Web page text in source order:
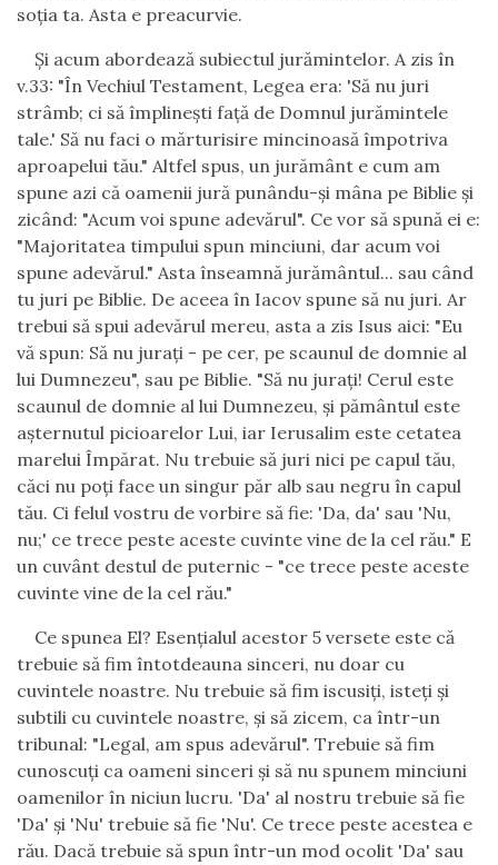
soţia ta. Asta e preacurvie.
Şi acum abordează subiectul jurămintelor. A zis în
v.33: "În Vechiul Testament, Legea era: 'Să nu juri
strâmb; ci să împlineşti faţă de Domnul jurămintele
tale.' Să nu faci o mărturisire mincinoasă împotriva
aproapelui tău." Altfel spus, un jurământ e cum am
spune azi că oamenii jură punându-şi mâna pe Biblie şi
zicând: "Acum voi spune adevărul". Ce vor să spună ei e:
"Majoritatea timpului spun minciuni, dar acum voi
spune adevărul." Asta înseamnă jurământul... sau când
tu juri pe Biblie. De aceea în Iacov spune să nu juri. Ar
trebui să spui adevărul mereu, asta a zis Isus aici: "Eu
vă spun: Să nu juraţi - pe cer, pe scaunul de domnie al
lui Dumnezeu", sau pe Biblie. "Să nu juraţi! Cerul este
scaunul de domnie al lui Dumnezeu, şi pământul este
aşternutul picioarelor Lui, iar Ierusalim este cetatea
marelui Împărat. Nu trebuie să juri nici pe capul tău,
căci nu poţi face un singur păr alb sau negru în capul
tău. Ci felul vostru de vorbire să fie: 'Da, da' sau 'Nu,
nu;' ce trece peste aceste cuvinte vine de la cel rău." E
un cuvânt destul de puternic - "ce trece peste aceste
cuvinte vine de la cel rău."
Ce spunea El? Esenţialul acestor 5 versete este că
trebuie să fim întotdeauna sinceri, nu doar cu
cuvintele noastre. Nu trebuie să fim iscusiţi, isteţi şi
subtili cu cuvintele noastre, şi să zicem, ca într-un
tribunal: "Legal, am spus adevărul". Trebuie să fim
cunoscuţi ca oameni sinceri şi să nu spunem minciuni
oamenilor în niciun lucru. 'Da' al nostru trebuie să fie
'Da' şi 'Nu' trebuie să fie 'Nu'. Ce trece peste acestea e
rău. Dacă trebuie să spun într-un mod ocolit 'Da' sau